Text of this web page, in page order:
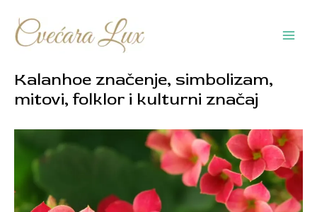
sadržaj
Kalanhoe značenje, simbolizam,
mitovi, folklor i kulturni značaj